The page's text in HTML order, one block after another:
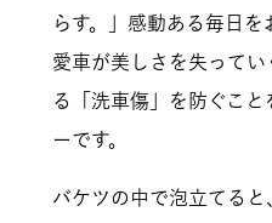
らす。」感動ある毎日を
愛車が美しさを失って
る「洗車傷」を防ぐこ
ーです。
バケツの中で泡立てると